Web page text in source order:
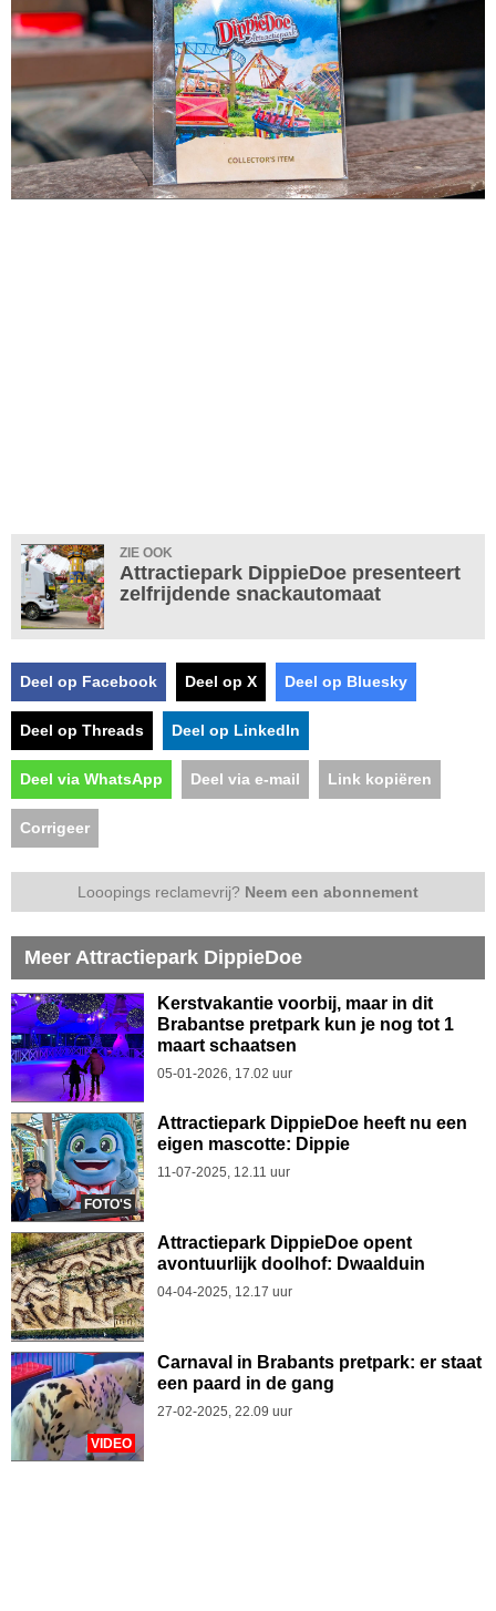
ZIE OOK
Attractiepark DippieDoe presenteert
zelfrijdende snackautomaat
Deel op Facebook Deel op X Deel op Bluesky
Deel op Threads Deel op LinkedIn
Deel via WhatsApp Deel via e-mail Link kopiëren
Corrigeer
Looopings reclamevrij? Neem een abonnement
Meer Attractiepark DippieDoe
Kerstvakantie voorbij, maar in dit
Brabantse pretpark kun je nog tot 1
maart schaatsen
05-01-2026, 17.02 uur
FOTO'S
Attractiepark DippieDoe heeft nu een
eigen mascotte: Dippie
11-07-2025, 12.11 uur
Attractiepark DippieDoe opent
avontuurlijk doolhof: Dwaalduin
04-04-2025, 12.17 uur
VIDEO
Carnaval in Brabants pretpark: er staat
een paard in de gang
27-02-2025, 22.09 uur